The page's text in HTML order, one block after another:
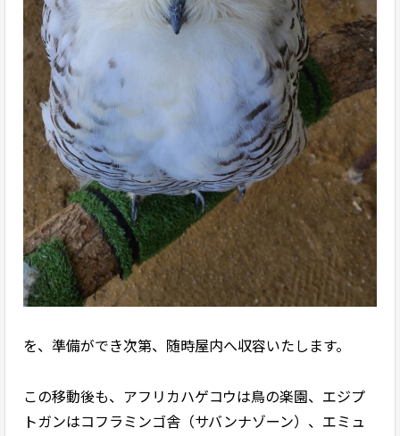
を、準備ができ次第、随時屋内へ収容いたします。
この移動後も、アフリカハゲコウは鳥の楽園、エジプ
トガンはコフラミンゴ舎（サバンナゾーン）、エミュ